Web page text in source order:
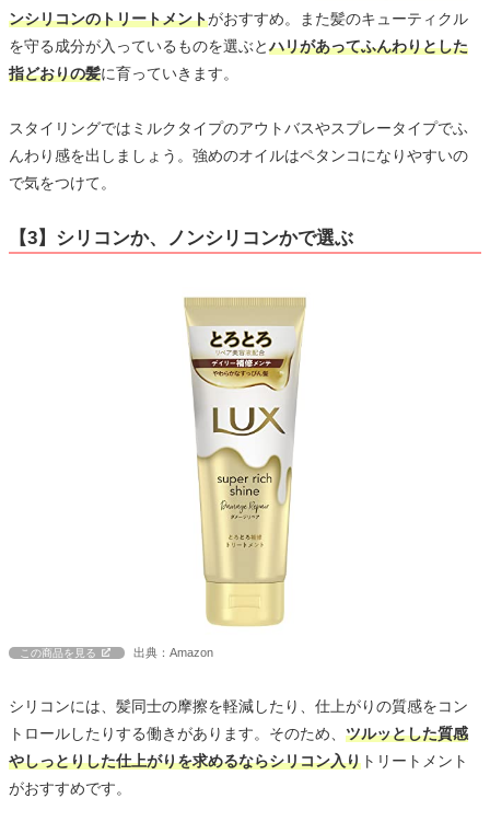
ンシリコンのトリートメントがおすすめ。また髪のキューティクル
を守る成分が入っているものを選ぶとハリがあってふんわりとした
指どおりの髪に育っていきます。
スタイリングではミルクタイプのアウトバスやスプレータイプでふ
んわり感を出しましょう。強めのオイルはペタンコになりやすいの
で気をつけて。
【3】シリコンか、ノンシリコンかで選ぶ
この商品を見る 出典：Amazon
シリコンには、髪同士の摩擦を軽減したり、仕上がりの質感をコン
トロールしたりする働きがあります。そのため、 ツルッとした質感
やしっとりした仕上がりを求めるならシリコン入り トリートメント
がおすすめです。